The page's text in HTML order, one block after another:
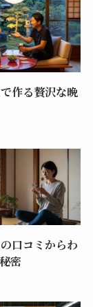
作る贅沢な晩
口コミからわ
密